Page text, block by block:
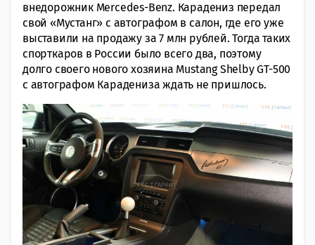
внедорожник Mercedes-Benz. Карадениз передал
свой «Мустанг» с автографом в салон, где его уже
выставили на продажу за 7 млн рублей. Тогда таких
спорткаров в России было всего два, поэтому
долго своего нового хозяина Mustang Shelby GT-500
с автографом Карадениза ждать не пришлось.